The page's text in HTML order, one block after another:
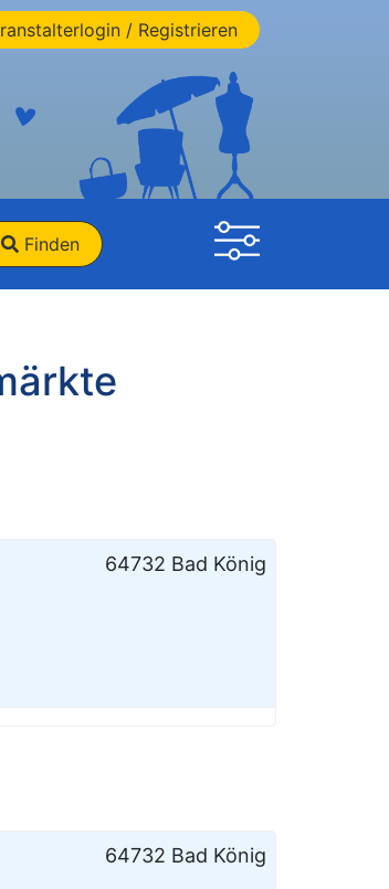
/ Registrieren
Finden
64732 Bad König
64732 Bad König